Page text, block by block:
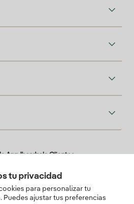
App Iberdrola Clientes
tu privacidad
para personalizar tu
Puedes ajustar tus preferencias